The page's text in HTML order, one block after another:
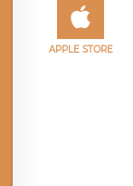
APPLE STORE